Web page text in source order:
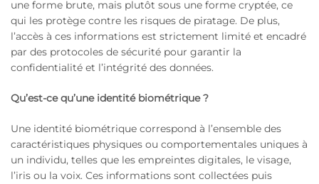
une forme brute, mais plutôt sous une forme cryptée, ce
qui les protège contre les risques de piratage. De plus,
l’accès à ces informations est strictement limité et encadré
par des protocoles de sécurité pour garantir la
confidentialité et l’intégrité des données.
Qu’est-ce qu’une identité biométrique ?
Une identité biométrique correspond à l’ensemble des
caractéristiques physiques ou comportementales uniques à
un individu, telles que les empreintes digitales, le visage,
l’iris ou la voix. Ces informations sont collectées puis